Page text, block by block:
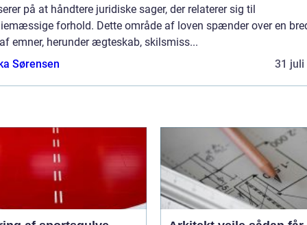
på at håndtere juridiske sager, der relaterer sig til
forhold. Dette område af loven spænder over en
emner, herunder ægteskab, skilsmiss...
Sørensen
31 juli